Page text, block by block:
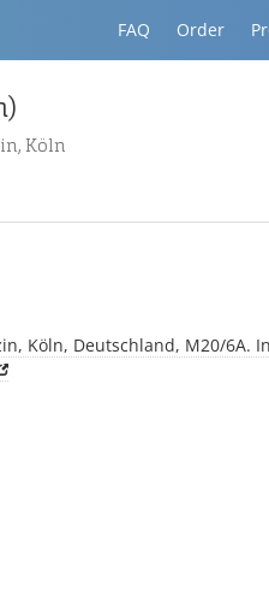
FAQ Order
Köln
Köln, Deutschland, M20/6A.